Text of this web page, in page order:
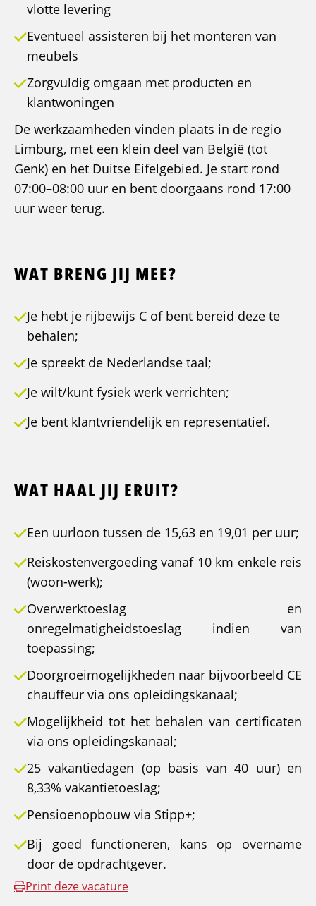
vlotte levering
Eventueel assisteren bij het monteren van
meubels
Zorgvuldig omgaan met producten en
klantwoningen
De werkzaamheden vinden plaats in de regio
Limburg, met een klein deel van België (tot
Genk) en het Duitse Eifelgebied. Je start rond
07:00–08:00 uur en bent doorgaans rond 17:00
uur weer terug.
WAT BRENG JIJ MEE?
Je hebt je rijbewijs C of bent bereid deze te
behalen;
Je spreekt de Nederlandse taal;
Je wilt/kunt fysiek werk verrichten;
Je bent klantvriendelijk en representatief.
WAT HAAL JIJ ERUIT?
Een uurloon tussen de 15,63 en 19,01 per uur;
Reiskostenvergoeding vanaf 10 km enkele reis
(woon-werk);
Overwerktoeslag en
onregelmatigheidstoeslag indien van
toepassing;
Doorgroeimogelijkheden naar bijvoorbeeld CE
chauffeur via ons opleidingskanaal;
Mogelijkheid tot het behalen van certificaten
via ons opleidingskanaal;
25 vakantiedagen (op basis van 40 uur) en
8,33% vakantietoeslag;
Pensioenopbouw via Stipp+;
Bij goed functioneren, kans op overname
door de opdrachtgever.
Print deze vacature